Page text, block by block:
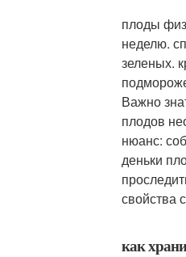
плоды
неделю.
зеленых.
Важно
плодов
нюанс:
деньки
свойства
как